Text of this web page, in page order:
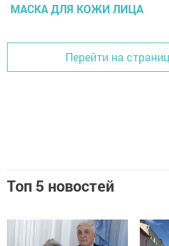
МАСКА ДЛЯ КОЖИ ЛИЦА
Перейти на
Топ 5 новостей